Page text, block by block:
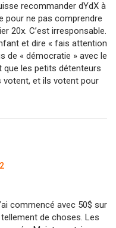
recommander dYdX à
pour ne pas comprendre
20x. C’est irresponsable.
et dire « fais attention
de « démocratie » avec le
que les petits détenteurs
et ils votent pour
commencé avec 50$ sur
tellement de choses. Les